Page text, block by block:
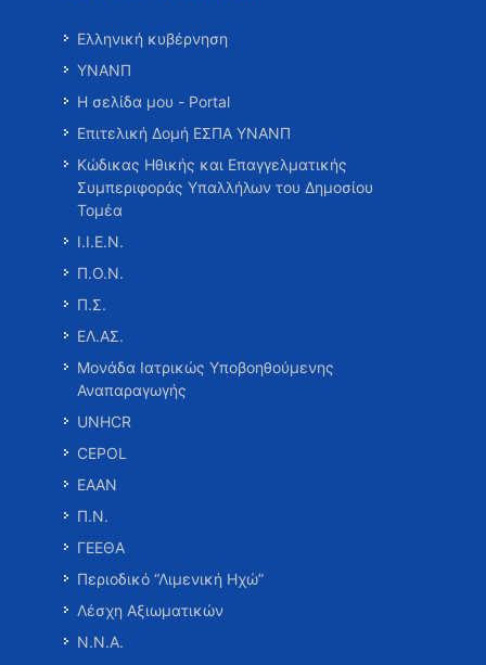
Ελληνική κυβέρνηση
ΥΝΑΝΠ
Η σελίδα μου - Portal
Επιτελική Δομή ΕΣΠΑ ΥΝΑΝΠ
Κώδικας Ηθικής και Επαγγελματικής
Συμπεριφοράς Υπαλλήλων του Δημοσίου
Τομέα
Ι.Ι.Ε.Ν.
Π.Ο.Ν.
Π.Σ.
ΕΛ.ΑΣ.
Μονάδα Ιατρικώς Υποβοηθούμενης
Αναπαραγωγής
UNHCR
CEPOL
ΕΑΑΝ
Π.Ν.
ΓΕΕΘΑ
Περιοδικό “Λιμενική Ηχώ”
Λέσχη Αξιωματικών
Ν.Ν.Α.